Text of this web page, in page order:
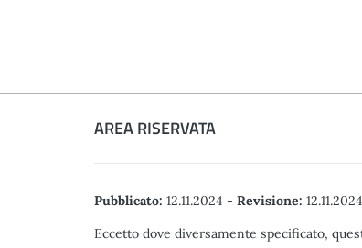
AREA RISERVATA
Pubblicato: 12.11.2024 - Revisione: 12.11.2024
Eccetto dove diversamente specificato,